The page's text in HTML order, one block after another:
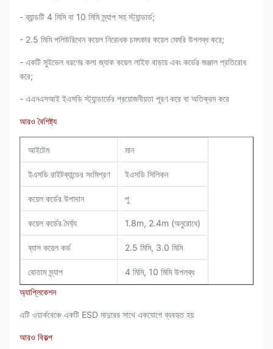
- ব্যান্ডটি 4 মিমি বা 10 মিমি স্ন্যাপ সহ স্ট্যান্ডার্ড;
- 2.5 মিমি পলিউরিথেন কয়েল নিরোধক চমৎকার কয়েল মেমরি উপলব্ধ করে;
- একটি সুইভেল ধরণের কলা জ্যাক কয়েল লাইফ বাড়ায় এবং কর্ডের জঞ্জাল প্রতিরোধ
করে;
- এএনএসআই ইএসডি স্ট্যান্ডার্ডের প্রয়োজনীয়তা পূরণ করে বা অতিক্রম করে
আরও বৈশিষ্ট্য
আইটেম মান
ইএসডি রাইটব্যান্ডের সংমিশ্রণ ইএসডি সিলিকন
কয়েল কর্ডের উপাদান পু
কয়েল কর্ডের দৈর্ঘ্য 1.8m, 2.4m (অনুরোধে)
ব্যাস কয়েল কর্ড 2.5 মিমি, 3.0 মিমি
বোতাম স্ন্যাপ
4 মিমি, 10 মিমি উপলব্ধ
অ্যাপ্লিকেশন
এটি ওয়ার্কবেঞ্চে একটি ESD মাদুরের সাথে একযোগে ব্যবহৃত হয়
আরও বিকল্প